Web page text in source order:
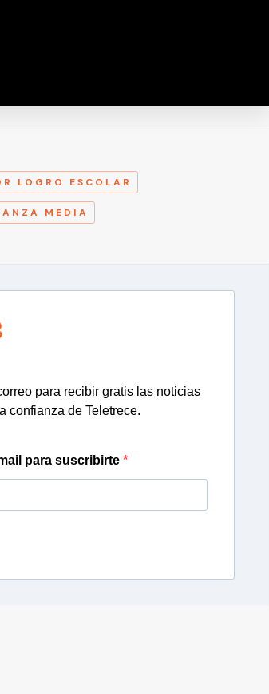
LOGRO ESCOLAR
MEDIA
para recibir gratis las noticias
confianza de Teletrece.
para suscribirte